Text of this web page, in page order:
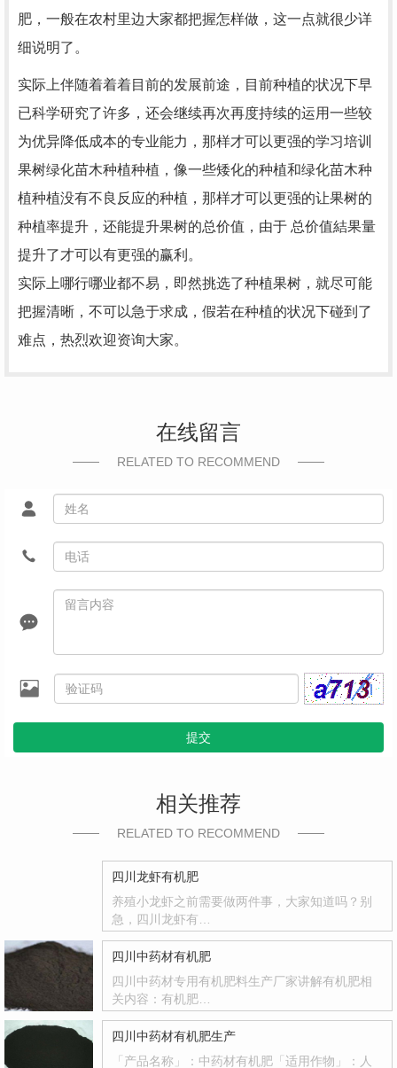
肥，一般在农村里边大家都把握怎样做，这一点就很少详
细说明了。
实际上伴随着着着目前的发展前途，目前种植的状况下早
已科学研究了许多，还会继续再次再度持续的运用一些较
为优异降低成本的专业能力，那样才可以更强的学习培训
果树绿化苗木种植种植，像一些矮化的种植和绿化苗木种
植种植没有不良反应的种植，那样才可以更强的让果树的
种植率提升，还能提升果树的总价值，由于 总价值結果量
提升了才可以有更强的赢利。
实际上哪行哪业都不易，即然挑选了种植果树，就尽可能
把握清晰，不可以急于求成，假若在种植的状况下碰到了
难点，热烈欢迎资询大家。
在线留言
RELATED TO RECOMMEND
提交
相关推荐
RELATED TO RECOMMEND
四川龙虾有机肥
养殖小龙虾之前需要做两件事，大家知道吗？别
急，四川龙虾有…
四川中药材有机肥
四川中药材专用有机肥料生产厂家讲解有机肥相
关内容：有机肥…
四川中药材有机肥生产
「产品名称」：中药材有机肥「适用作物」：人